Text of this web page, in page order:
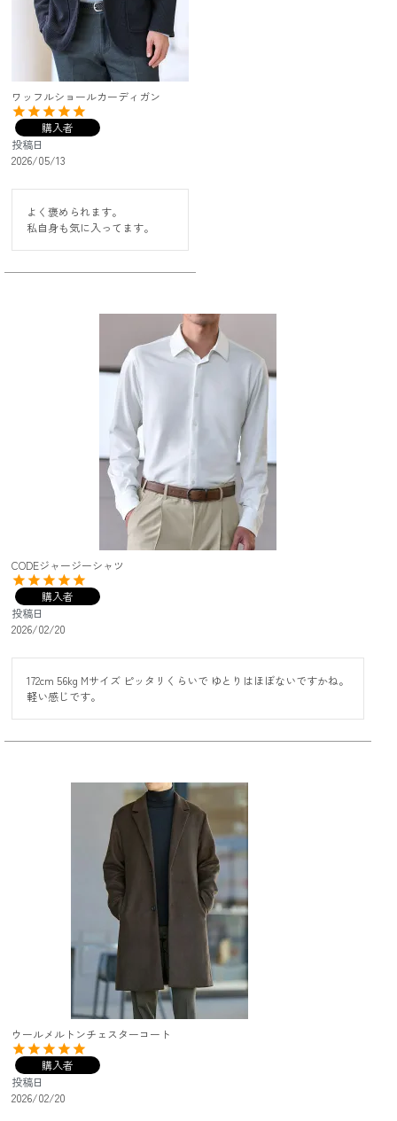
ワッフルショールカーディガン
購入者
投稿日
2026/05/13
よく褒められます。
私自身も気に入ってます。
CODEジャージーシャツ
購入者
投稿日
2026/02/20
172cm 56kg Mサイズ ピッタリくらいで ゆとりはほぼないですかね。
軽い感じです。
ウールメルトンチェスターコート
購入者
投稿日
2026/02/20